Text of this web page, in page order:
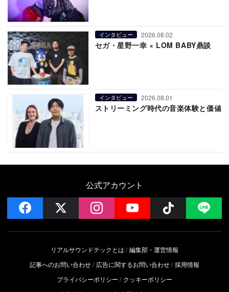
インタビュー 2026.08.02
セガ・星野一幸 × LOM BABY鼎談
インタビュー 2026.08.01
ストリーミング時代の音楽体験と価値
公式アカウント
facebook instagramYouTube Follow
リアルサウンドテックとは
編集部・運営情報
記事へのお問い合わせ
広告に関するお問い合わせ 採用情報
プライバシーポリシー
クッキーポリシー